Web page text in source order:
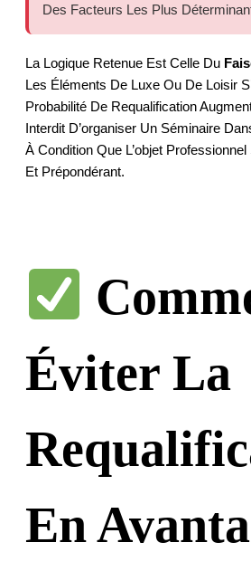
Des Facteurs Les Plus
La Logique Retenue Est Celle Du
Les Éléments De Luxe Ou De Loisir
Probabilité De Requalification
Interdit D’organiser Un Séminaire
À Condition Que L’objet
Et Prépondérant.
Éviter La
En